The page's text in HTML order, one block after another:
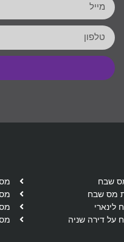
שבח
מס שבח
לינארי
על דירה שניה